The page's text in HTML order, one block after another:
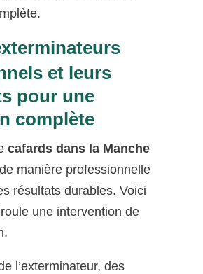
et leurs
pour une
complète
cafards dans la Manche
manière professionnelle
résultats durables. Voici
une intervention de
l’exterminateur, des